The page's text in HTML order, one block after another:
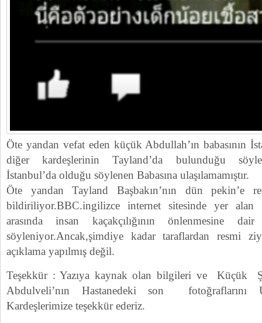
Öte yandan vefat eden küçük Abdullah’ın babasının
diğer kardeşlerinin Tayland’da bulunduğu
İstanbul’da olduğu söylenen Babasına ulaşılamamıştır.
Öte yandan Tayland Başbakın’nın dün pekin’e
bildiriliyor.BBC.ingilizce internet sitesinde yer
arasında insan kaçakçılığının önlenmesine dair
söyleniyor.Ancak,şimdiye kadar taraflardan resmi
açıklama yapılmış değil.
Teşekkür : Yazıya kaynak olan bilgileri ve Küçük
Abdulveli’nın Hastanedeki son
Kardeşlerimize teşekkür ederiz.